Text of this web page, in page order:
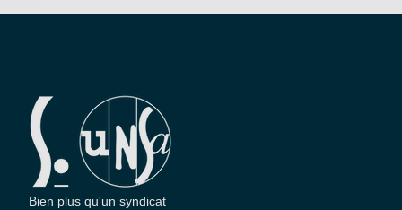
Bien plus qu'un syndicat